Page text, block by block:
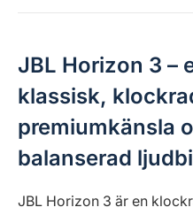
JBL Horizon 3 –
klassisk,
premiumkänsla
balanserad
JBL Horizon 3 är en